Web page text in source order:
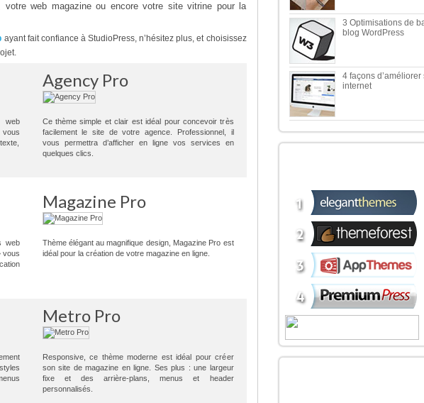
web magazine ou encore votre site vitrine pour la
ayant fait confiance à StudioPress, n’hésitez plus, et choisissez
web
Agency Pro
Ce thème simple et clair est idéal pour concevoir très
facilement le site de votre agence. Professionnel, il
vous permettra d’afficher en ligne vos services en
quelques clics.
web
vous
Magazine Pro
Thème élégant au magnifique design, Magazine Pro est
idéal pour la création de votre magazine en ligne.
Metro Pro
Responsive, ce thème moderne est idéal pour créer
son site de magazine en ligne. Ses plus : une largeur
fixe et des arrière-plans, menus et header
personnalisés.
3 Optimisations de
blog WordPress
4 façons d’améliorer
internet